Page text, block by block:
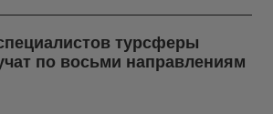
турсферы
по восьми направлениям